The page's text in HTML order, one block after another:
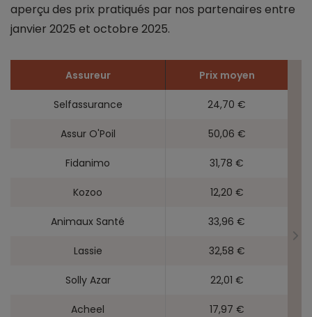
aperçu des prix pratiqués par nos partenaires entre
janvier 2025 et octobre 2025.
Assureur Prix moyen
Selfassurance 24,70 €
Assur O'Poil 50,06 €
Fidanimo 31,78 €
Kozoo 12,20 €
Animaux Santé 33,96 €
Lassie 32,58 €
Solly Azar 22,01 €
Acheel 17,97 €